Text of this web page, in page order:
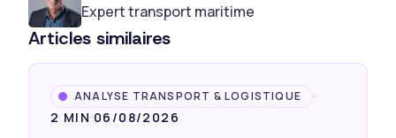
Expert transport maritime
Articles similaires
ANALYSE TRANSPORT & LOGISTIQUE
2 MIN 06/08/2026